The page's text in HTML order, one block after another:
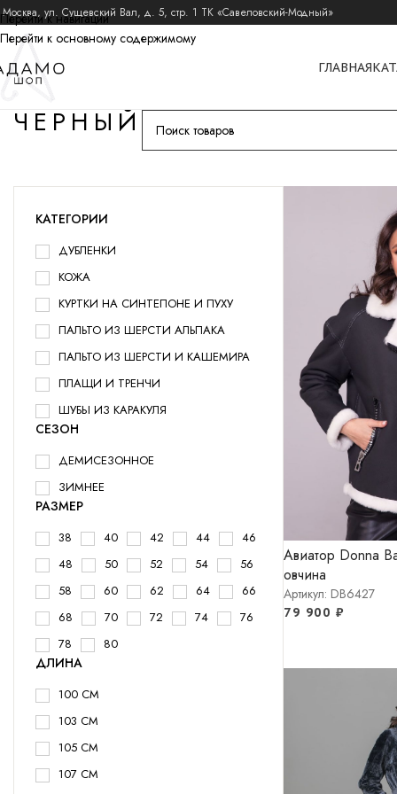
Перейти к навигации
Перейти к основному содержимому
ул. Сущевский Вал, д. 5, стр. 1 ТК «Савеловский-Модный»
ГЛАВНАЯ
ЧЕРНЫЙ
КАТЕГОРИИ
ДУБЛЕНКИ
КОЖА
КУРТКИ НА СИНТЕПОНЕ И ПУХУ
ПАЛЬТО ИЗ ШЕРСТИ АЛЬПАКА
ПАЛЬТО ИЗ ШЕРСТИ И КАШЕМИРА
ПЛАЩИ И ТРЕНЧИ
ШУБЫ ИЗ КАРАКУЛЯ
СЕЗОН
ДЕМИСЕЗОННОЕ
ЗИМНЕЕ
РАЗМЕР
38 40 42 44
46
48
50 52 54
56
58
60 62 64
66
68
70 72 74
76
78
80
ДЛИНА
100 СМ
103 СМ
105 СМ
107 СМ
Авиатор Donna
овчина
Артикул: DB6427
79 900 ₽